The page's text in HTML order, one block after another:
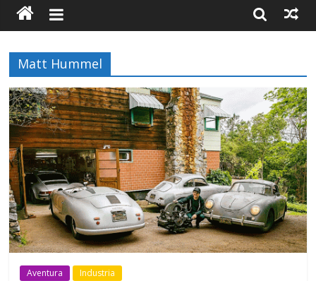
Matt Hummel
Aventura Industria